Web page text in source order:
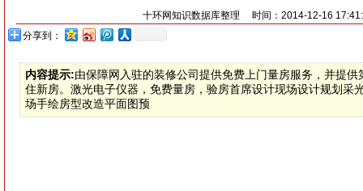
十环网知识数据库整理
时间：2014-12-16
分享到：
内容提示:由保障网入驻的装修公司提供免费上门量房服务，并提
住新房。激光电子仪器，免费量房，验房首席设计现场设计规划采
场手绘房型改造平面图预